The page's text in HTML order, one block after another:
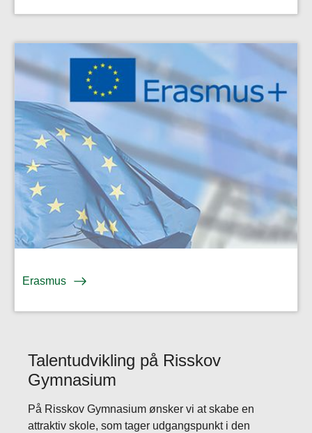
Erasmus
Talentudvikling på Risskov
Gymnasium
På Risskov Gymnasium ønsker vi at skabe en
attraktiv skole, som tager udgangspunkt i den